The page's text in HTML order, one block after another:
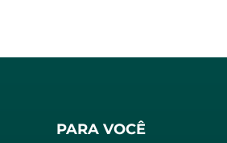
PARA VOCÊ